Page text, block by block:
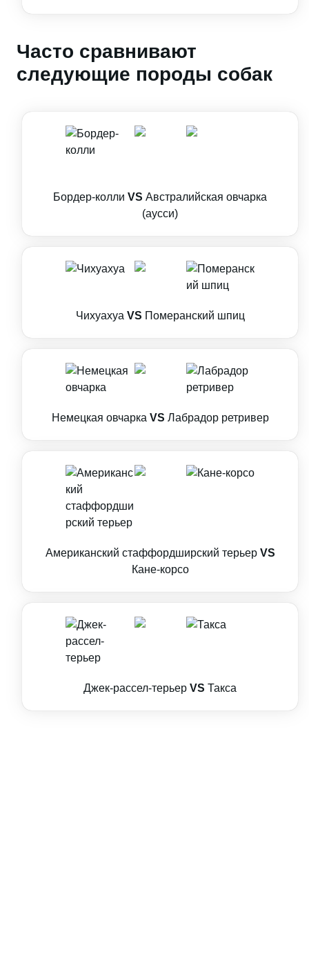
Часто сравнивают
следующие породы собак
Бордер-колли VS Австралийская овчарка
(аусси)
Чихуахуа VS Померанский шпиц
Немецкая овчарка VS Лабрадор ретривер
Американский стаффордширский терьер VS
Кане-корсо
Джек-рассел-терьер VS Такса